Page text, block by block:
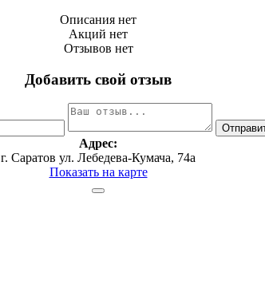
Описания нет
Акций нет
Отзывов нет
Добавить свой отзыв
Адрес:
г. Саратов ул. Лебедева-Кумача, 74а
Показать на карте